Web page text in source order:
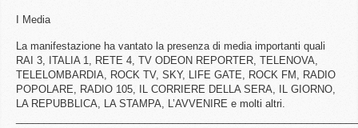
I Media
La manifestazione ha vantato la presenza di media importanti quali
RAI 3, ITALIA 1, RETE 4, TV ODEON REPORTER, TELENOVA,
TELELOMBARDIA, ROCK TV, SKY, LIFE GATE, ROCK FM, RADIO
POPOLARE, RADIO 105, IL CORRIERE DELLA SERA, IL GIORNO,
LA REPUBBLICA, LA STAMPA, L’AVVENIRE e molti altri.